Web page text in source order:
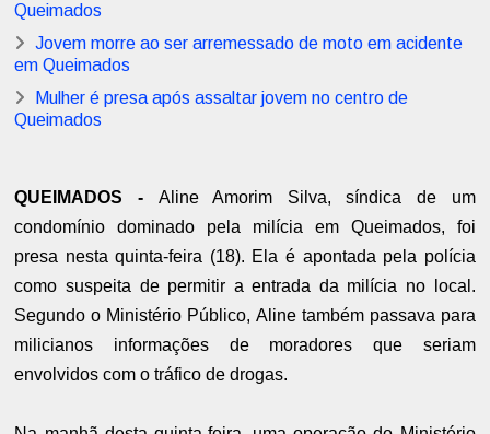
Queimados
Jovem morre ao ser arremessado de moto em acidente
em Queimados
Mulher é presa após assaltar jovem no centro de
Queimados
QUEIMADOS - Aline Amorim Silva, síndica de um
condomínio dominado pela milícia em Queimados, foi
presa nesta quinta-feira (18). Ela é apontada pela polícia
como suspeita de permitir a entrada da milícia no local.
Segundo o Ministério Público, Aline também passava para
milicianos informações de moradores que seriam
envolvidos com o tráfico de drogas.